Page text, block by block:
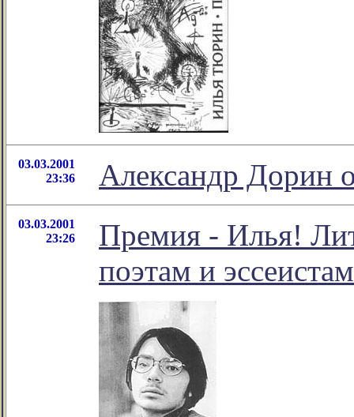
03.03.2001
23:36
Александр Дорин
03.03.2001
23:26
Премия - Илья!
поэтам и